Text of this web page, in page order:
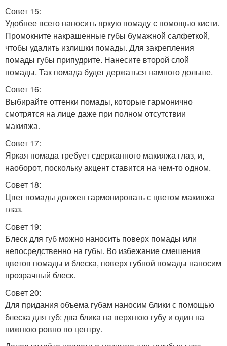
Совет 15:
Удобнее всего наносить яркую помаду с помощью кисти.
Промокните накрашенные губы бумажной салфеткой,
чтобы удалить излишки помады. Для закрепления
помады губы припудрите. Нанесите второй слой
помады. Так помада будет держаться намного дольше.
Совет 16:
Выбирайте оттенки помады, которые гармонично
смотрятся на лице даже при полном отсутствии
макияжа.
Совет 17:
Яркая помада требует сдержанного макияжа глаз, и,
наоборот, поскольку акцент ставится на чем-то одном.
Совет 18:
Цвет помады должен гармонировать с цветом макияжа
глаз.
Совет 19:
Блеск для губ можно наносить поверх помады или
непосредственно на губы. Во избежание смешения
цветов помады и блеска, поверх губной помады наносим
прозрачный блеск.
Совет 20:
Для придания объема губам наносим блики с помощью
блеска для губ: два блика на верхнюю губу и один на
нижнюю ровно по центру.